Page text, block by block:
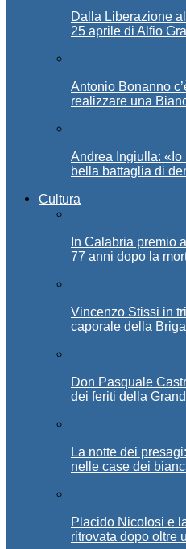
Dalla Liberazione
25 aprile di Alfio
Antonio Bonanno
realizzare una
Andrea Ingiulla: «Io
bella battaglia di
Cultura
In Calabria premio
77 anni dopo la
Vincenzo Stissi in
caporale della
Don Pasquale
dei feriti della
La notte dei
nelle case dei
Placido Nicolosi e
ritrovata dopo oltre